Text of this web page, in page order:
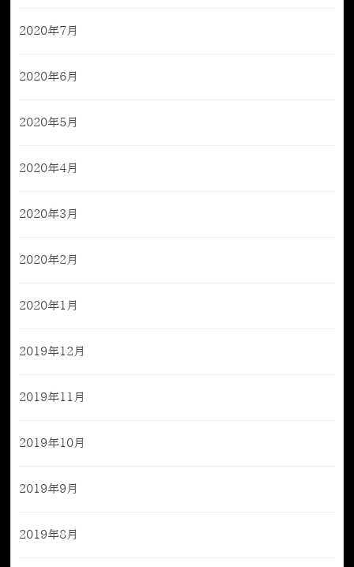
2020年7月
2020年6月
2020年5月
2020年4月
2020年3月
2020年2月
2020年1月
2019年12月
2019年11月
2019年10月
2019年9月
2019年8月